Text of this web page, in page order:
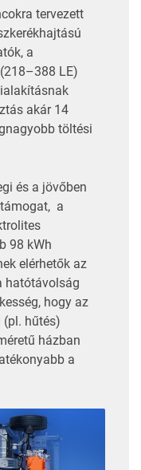
tervezett
a
LE)
akár 14
töltési
és a jövőben
a
98 kWh
elérhetők az
hatótávolság
hogy az
(pl. hűtés)
házban
a